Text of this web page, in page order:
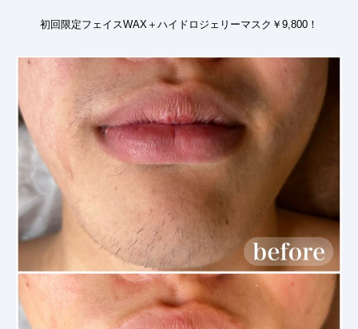
初回限定フェイスWAX ＋ハイドロジェリーマスク￥ 9,800！